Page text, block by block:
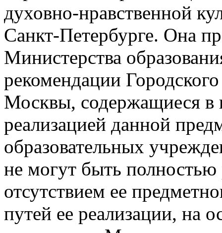
духовно-нравственной
Санкт-Петербурге. Она
Министерства
рекомендации
Москвы, содержащиеся в
реализацией данной
образовательных
не могут быть
отсутствием ее
путей ее реализации, на